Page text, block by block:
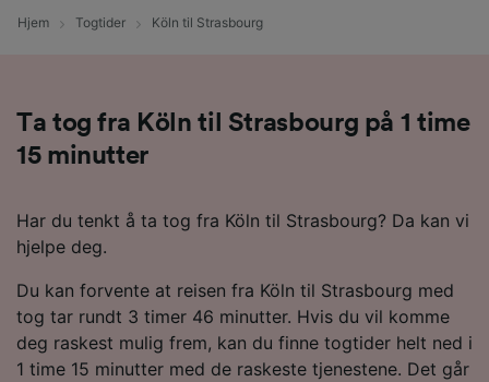
Hjem Togtider Köln til Strasbourg
Ta tog fra Köln til Strasbourg på 1 time
15 minutter
Har du tenkt å ta tog fra Köln til Strasbourg? Da kan vi
hjelpe deg.
Du kan forvente at reisen fra Köln til Strasbourg med
tog tar rundt 3 timer 46 minutter. Hvis du vil komme
deg raskest mulig frem, kan du finne togtider helt ned i
1 time 15 minutter med de raskeste tjenestene. Det går